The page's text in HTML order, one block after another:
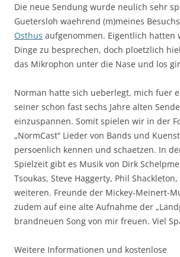
Die neue Sendung wurde neulich sehr
Guetersloh waehrend (m)meines
Osthus aufgenommen. Eigentlich hatten
Dinge zu besprechen, doch ploetzlich
das Mikrophon unter die Nase und los
Norman hatte sich ueberlegt, mich fuer
seiner schon fast sechs Jahre alten
einzuspannen. Somit spielen wir in der
„NormCast“ Lieder von Bands und
persoenlich kennen und schaetzen. In
Spielzeit gibt es Musik von Dirk
Tsoukas, Steve Haggerty, Phil
weiteren. Freunde der Mickey-Meinert-
zudem auf eine alte Aufnahme der
brandneuen Song von mir freuen. Viel
Weitere Informationen und kostenlose